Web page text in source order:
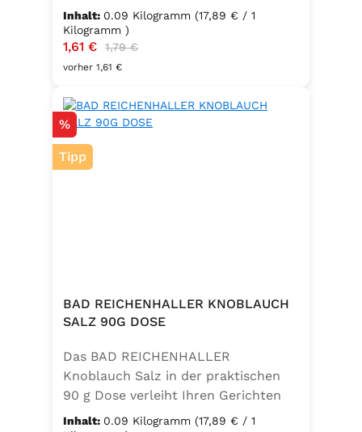
aromatische Würzmischung für eine
bewusste Ernährung. Fein
abgestimmte Gartenkräuter
verbinden sich mit hochwertigem
Küchenhelfer. Ideal zum Würzen von
Suppen, Salaten, Gemüse- und
Kartoffelgerichten. Geeignet für die
vegetarische und vegane Küche
Lorbeer, Rosmarin, Oregano,
Thymian), Trennmittel Calciumsalze
Kaliumjodat.
Inhalt: 0.09 Kilogramm (17,89 € / 1
Kilogramm )
Verkaufspreis:
1,61 € Regulärer Preis:
1,79 €
vorher 1,61 €
Rabatt
%
Tipp
BAD REICHENHALLER KNOBLAUCH
SALZ 90G DOSE
Das BAD REICHENHALLER
Knoblauch Salz in der praktischen
90 g Dose verleiht Ihren Gerichten
einen vollmundigen, aromatischen
Inhalt: 0.09 Kilogramm (17,89 € / 1